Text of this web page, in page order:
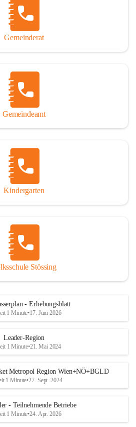
Gemeinderat
Gemeindeamt
Kindergarten
Stössing
- Erhebungsblatt
1 Minute•17. Juni 2026
Leader-Region
1 Minute•21. Mai 2024
Metropol Region Wien+NÖ+BGLD
1 Minute•27. Sept. 2024
- Teilnehmende Betriebe
1 Minute•24. Apr. 2026